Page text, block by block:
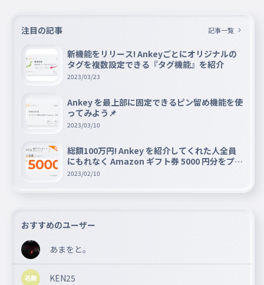
注目の記事 記事一覧
新機能をリリース! Ankeyごとにオリジナルの
タグを複数設定できる『タグ機能』を紹介
2023/03/23
Ankey を最上部に固定できるピン留め機能を使
ってみよう📌
2023/03/10
総額100万円! Ankey を紹介してくれた人全員
にもれなく Amazon ギフト券 5000 円分をプレ
ゼントキャンペーン!!
2023/02/10
おすすめのユーザー
あまをと。
KEN25